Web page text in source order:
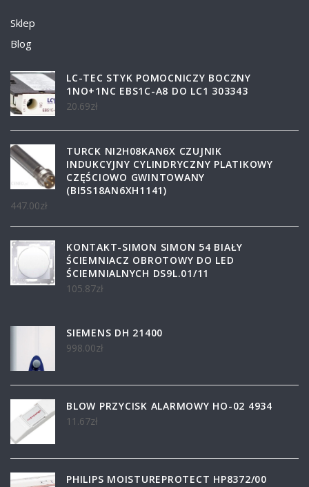
Sklep
Blog
LC-TEC STYK POMOCNICZY BOCZNY
1NO+1NC EBS1C-A8 DO LC1 303343
20.69zł
TURCK NI2H08KAN6X CZUJNIK
INDUKCYJNY CYLINDRYCZNY PLATIKOWY
CZĘŚCIOWO GWINTOWANY
(BI5S18AN6XH1141)
447.00zł
KONTAKT-SIMON SIMON 54 BIAŁY
ŚCIEMNIACZ OBROTOWY DO LED
ŚCIEMNIALNYCH DS9L.01/11
105.87zł
SIEMENS DH 21400
998.00zł
BLOW PRZYCISK ALARMOWY HO-02 4934
11.67zł
PHILIPS MOISTUREPROTECT HP8372/00